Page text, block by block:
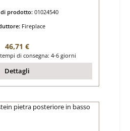
prodotto: 01024540
Fireplace
Prezzo normale:
46,71 €
di consegna: 4-6 giorni
Dettagli